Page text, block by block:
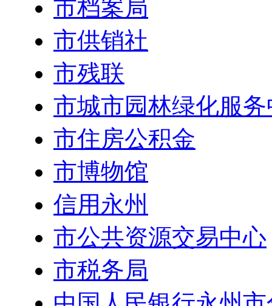
市档案局
市供销社
市残联
市城市园林绿化服
市住房公积金
市博物馆
信用永州
市公共资源交易中心
市税务局